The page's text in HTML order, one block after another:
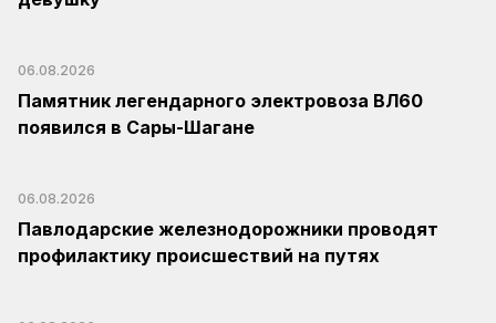
06.08.2026
Памятник легендарного электровоза ВЛ60
появился в Сары-Шагане
06.08.2026
Павлодарские железнодорожники проводят
профилактику происшествий на путях